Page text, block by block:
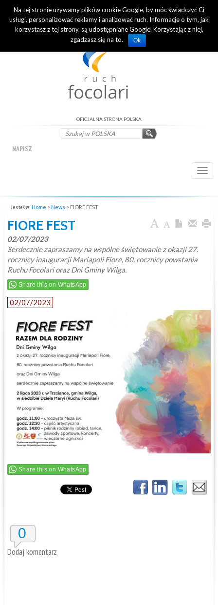
INTERNATIONAL OFFICIAL WEBSITE
OFICJALNA STRONA POLSKA
NAPISZ
Jesteś w: Home >News > FIORE FEST
FIORE FEST
02/07/2023
Serdecznie zapraszamy na wspólne świętowanie z okazji 27.
rocznicy inauguracji Mariapoli Fiore, 80. rocznicy powstania
Ruchu Focolari oraz Dni Gminy Wilga.
Share this on WhatsApp
02/07/2023
Share this on WhatsApp
0
Dodaj komentarz
Na tej stronie używamy plików cookie Google, by móc świadczyć Ci
usługi, personalizować reklamy i analizować ruch. Informacje o tym, jak
korzystasz z tej strony, są udostępniane Google. Korzystając z niej,
zgadzasz się na to.
Ok